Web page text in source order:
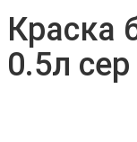
Краска
0.5л